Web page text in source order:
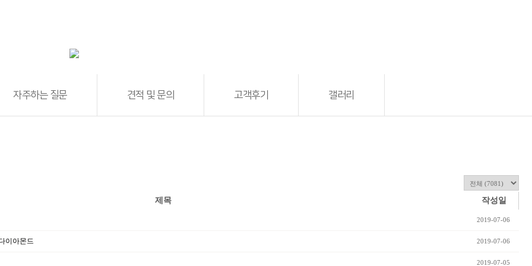
자주하는 질문 견적 및 문의 고객후기 갤러리
제목 작성일
2019-07-06
이아몬드 2019-07-06
2019-07-05